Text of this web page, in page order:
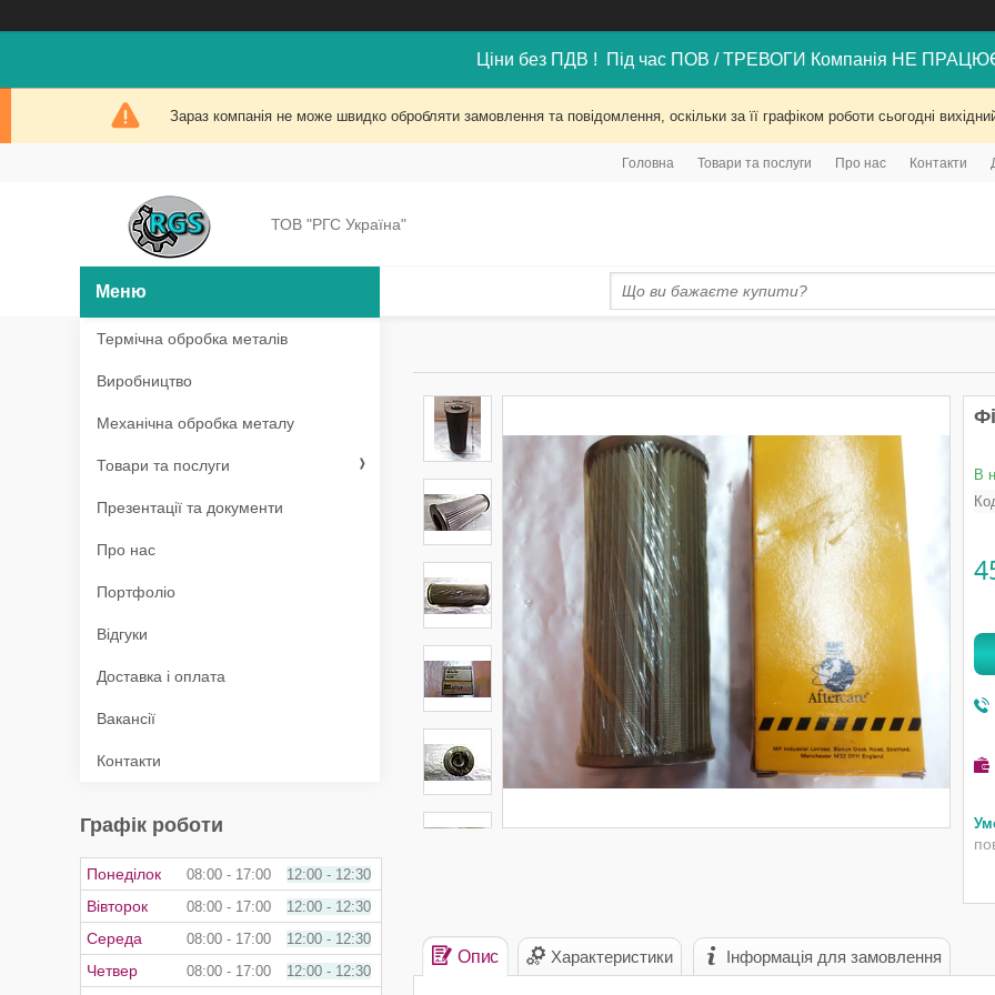
Ціни без ПДВ ! Під час ПОВ / ТРЕВОГИ Компанія НЕ
Зараз компанія не може швидко обробляти замовлення та повідомлення, оскільки за її графіком роботи сьогодні
Головна Товари та послуги Про нас Контакти
ТОВ "РГС Україна"
В
Опис Характеристики Інформація для замовлення
Термічна обробка металів
Виробництво
Механічна обробка металу
Товари та послуги
Презентації та документи
Про нас
Портфоліо
Відгуки
Доставка і оплата
Вакансії
Контакти
Графік роботи
Понеділок 08:00 17:00 12:00 12:30
Вівторок 08:00 17:00 12:00 12:30
Середа 08:00 17:00 12:00 12:30
Четвер 08:00 17:00 12:00 12:30